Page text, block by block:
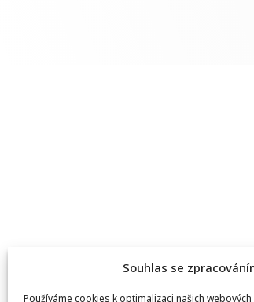
Souhlas se
Používáme cookies k optimalizaci našich